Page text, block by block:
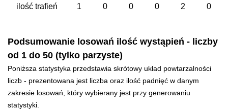
ilość trafień 1 0 0 0 2 0
Podsumowanie losowań ilość wystąpień - liczby
od 1 do 50 (tylko parzyste)
Poniższa statystyka przedstawia skrótowy układ powtarzalności
liczb - prezentowana jest liczba oraz ilość padnięć w danym
zakresie losowań, który wybierany jest przy generowaniu
statystyki.